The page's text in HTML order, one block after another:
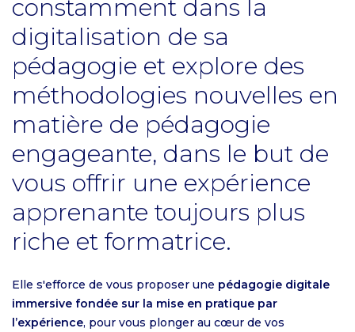
constamment dans la
digitalisation de sa
pédagogie et explore des
méthodologies nouvelles en
matière de pédagogie
engageante, dans le but de
vous offrir une expérience
apprenante toujours plus
riche et formatrice.
Elle s'efforce de vous proposer une pédagogie digitale
immersive fondée sur la mise en pratique par
l’expérience, pour vous plonger au cœur de vos